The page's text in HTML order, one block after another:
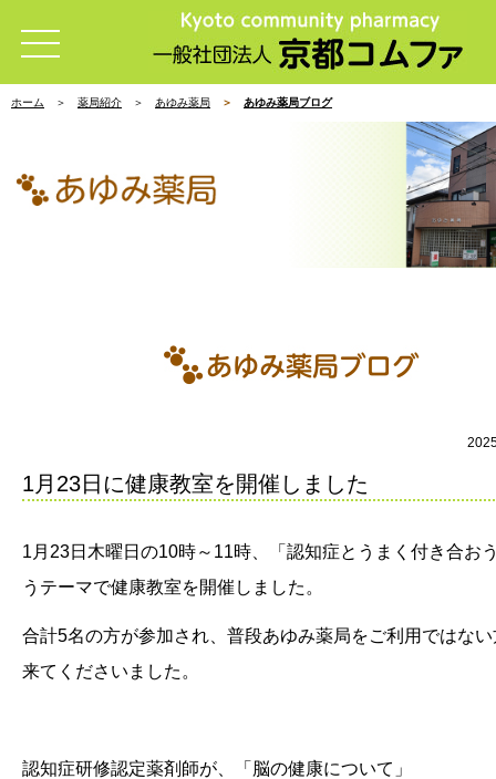
ホーム 薬局紹介 あゆみ薬局 あゆみ薬局ブログ
1月23日に健康教室を開催しました
1月23日木曜日の10時～11時、「認知症とうまく付き合お
うテーマで健康教室を開催しました。
合計5名の方が参加され、普段あゆみ薬局をご利用ではな
来てくださいました。
認知症研修認定薬剤師が、「脳の健康について」